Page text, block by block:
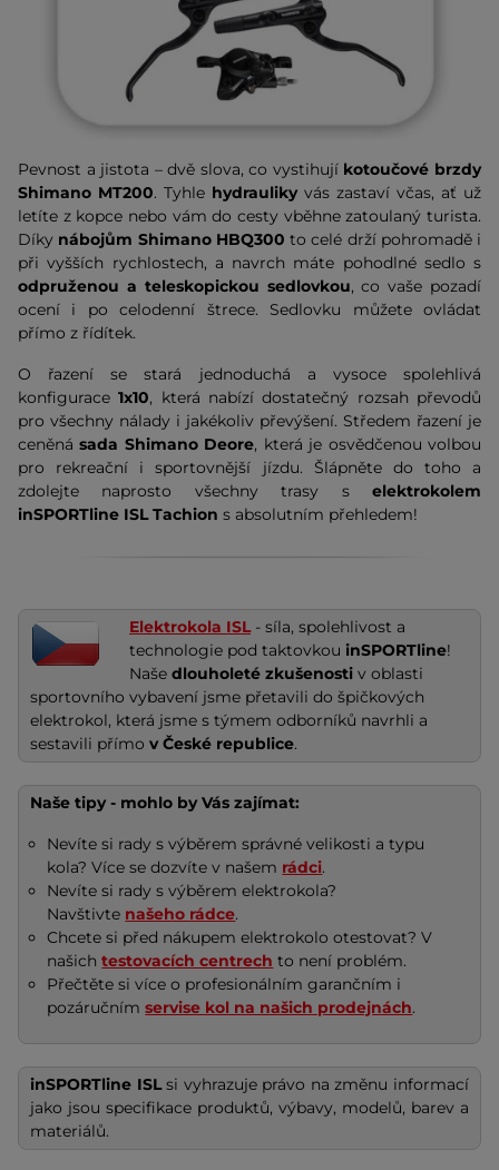
Pevnost a jistota – dvě slova, co vystihují kotoučové brzdy
Shimano MT200. Tyhle hydraulikyvás zastaví včas, ať už
letíte z kopce nebo vám do cesty vběhne zatoulaný turista.
Díky nábojům Shimano HBQ300 to celé drží pohromadě i
při vyšších rychlostech, a navrch máte pohodlné sedlo s
odpruženou a teleskopickou sedlovkou, co vaše pozadí
ocení i po celodenní štrece. Sedlovku můžete ovládat
přímo z řídítek.
O řazení se stará jednoduchá a vysoce spolehlivá
konfigurace1x10, která nabízí dostatečný rozsah převodů
pro všechny nálady i jakékoliv převýšení. Středem řazení je
ceněnásada Shimano Deore, která je osvědčenou volbou
pro rekreační i sportovnější jízdu. Šlápněte do toho a
zdolejte naprosto všechny trasy s elektrokolem
inSPORTline ISL Tachion s absolutním přehledem!
Elektrokola ISL- síla, spolehlivost a
technologie pod taktovkou inSPORTline!
Naše dlouholeté zkušenosti v oblasti
sportovního vybavení jsme přetavili do špičkových
elektrokol, která jsme s týmem odborníků navrhli a
sestavili přímo v České republice.
Naše tipy - mohlo by Vás zajímat:
Nevíte si rady s výběrem správné velikosti a typu
kola? Více se dozvíte v našem rádci.
Nevíte si rady s výběrem elektrokola?
Navštivte našeho rádce.
Chcete si před nákupem elektrokolo otestovat? V
našichtestovacích centrech to není problém.
Přečtěte si více o profesionálním garančním i
pozáručnímservise kol na našich prodejnách.
inSPORTline ISLsi vyhrazuje právo na změnu informací
jako jsou specifikace produktů, výbavy, modelů, barev a
materiálů.